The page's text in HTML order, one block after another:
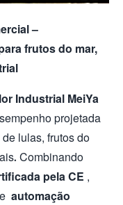
–
frutos do mar,
Industrial MeiYa
projetada
lulas, frutos do
Combinando
pela CE ,
e automação